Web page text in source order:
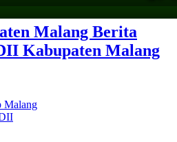
Malang Berita
Kabupaten Malang
Malang